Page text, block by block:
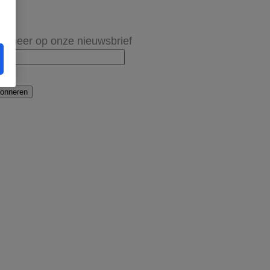
op onze nieuwsbrief